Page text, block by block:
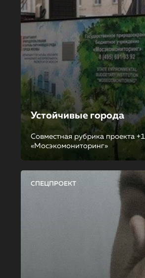
Устойчивые города
Совместная рубрика проекта
«Мосэкомониторинг»
СПЕЦПРОЕКТ